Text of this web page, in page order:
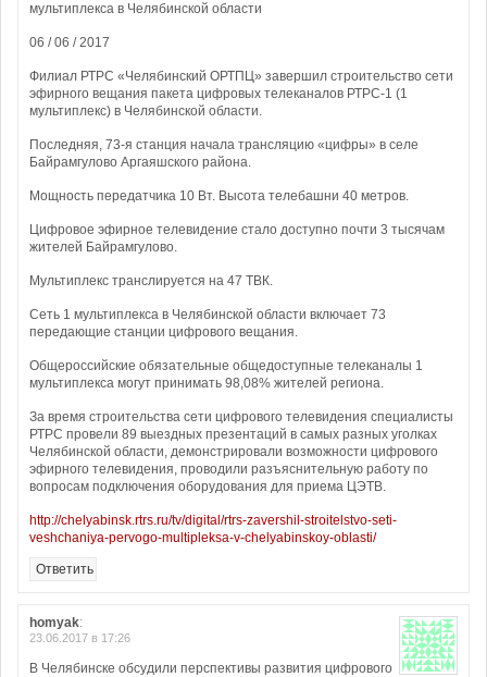
мультиплекса в Челябинской области
06 / 06 / 2017
Филиал РТРС «Челябинский ОРТПЦ» завершил строительство сети
эфирного вещания пакета цифровых телеканалов РТРС-1 (1
мультиплекс) в Челябинской области.
Последняя, 73-я станция начала трансляцию «цифры» в селе
Байрамгулово Аргаяшского района.
Мощность передатчика 10 Вт. Высота телебашни 40 метров.
Цифровое эфирное телевидение стало доступно почти 3 тысячам
жителей Байрамгулово.
Мультиплекс транслируется на 47 ТВК.
Сеть 1 мультиплекса в Челябинской области включает 73
передающие станции цифрового вещания.
Общероссийские обязательные общедоступные телеканалы 1
мультиплекса могут принимать 98,08% жителей региона.
За время строительства сети цифрового телевидения специалисты
РТРС провели 89 выездных презентаций в самых разных уголках
Челябинской области, демонстрировали возможности цифрового
эфирного телевидения, проводили разъяснительную работу по
вопросам подключения оборудования для приема ЦЭТВ.
http://chelyabinsk.rtrs.ru/tv/digital/rtrs-zavershil-stroitelstvo-seti-
veshchaniya-pervogo-multipleksa-v-chelyabinskoy-oblasti/
Ответить
homyak:
23.06.2017 в 17:26
В Челябинске обсудили перспективы развития цифрового